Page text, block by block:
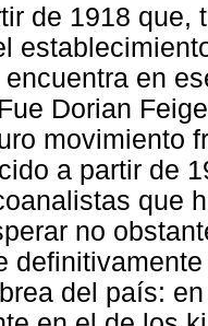
de 1918 que,
en
Dorian
movimiento
a partir de
que
no
del país: